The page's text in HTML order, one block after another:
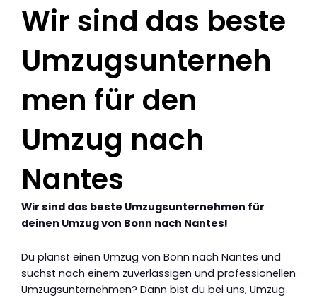
Wir sind das beste
Umzugsunterneh
men für den
Umzug nach
Nantes
Wir sind das beste Umzugsunternehmen für
deinen Umzug von Bonn nach Nantes!
Du planst einen Umzug von Bonn nach Nantes und
suchst nach einem zuverlässigen und professionellen
Umzugsunternehmen? Dann bist du bei uns, Umzug